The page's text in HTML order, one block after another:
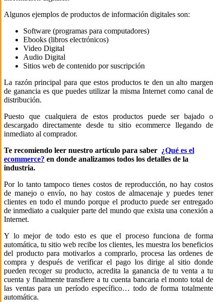
Algunos ejemplos de productos de información digitales son:
Software (programas para computadores)
Ebooks (libros electrónicos)
Video Digital
Audio Digital
Sitios web de contenido por suscripción
La razón principal para que estos productos te den un alto margen
de ganancia es que puedes utilizar la misma Internet como canal de
distribución.
Puesto que cualquiera de estos productos puede ser bajado o
descargado directamente desde tu sitio ecommerce llegando de
inmediato al comprador.
Te recomiendo leer nuestro artículo para saber ¿Qué es el
ecommerce? en donde analizamos todos los detalles de la
industria.
Por lo tanto tampoco tienes costos de reproducción, no hay costos
de manejo o envío, no hay costos de almacenaje y puedes tener
clientes en todo el mundo porque el producto puede ser entregado
de inmediato a cualquier parte del mundo que exista una conexión a
Internet.
Y lo mejor de todo esto es que el proceso funciona de forma
automática, tu sitio web recibe los clientes, les muestra los beneficios
del producto para motivarlos a comprarlo, procesa las ordenes de
compra y después de verificar el pago los dirige al sitio donde
pueden recoger su producto, acredita la ganancia de tu venta a tu
cuenta y finalmente transfiere a tu cuenta bancaria el monto total de
las ventas para un período específico… todo de forma totalmente
automática.